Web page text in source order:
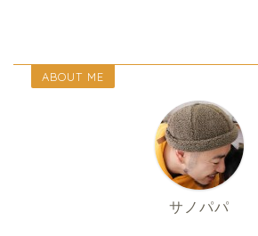
ABOUT ME
サノパパ